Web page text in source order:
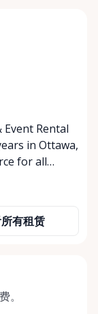
Event Rental
for all
offerings
power of
about
making a
有租赁
。